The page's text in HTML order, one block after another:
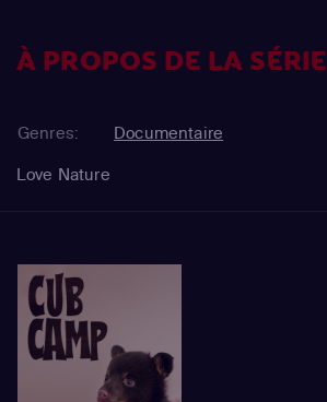
À PROPOS DE LA SÉRIE
Genres:
Documentaire
Love Nature